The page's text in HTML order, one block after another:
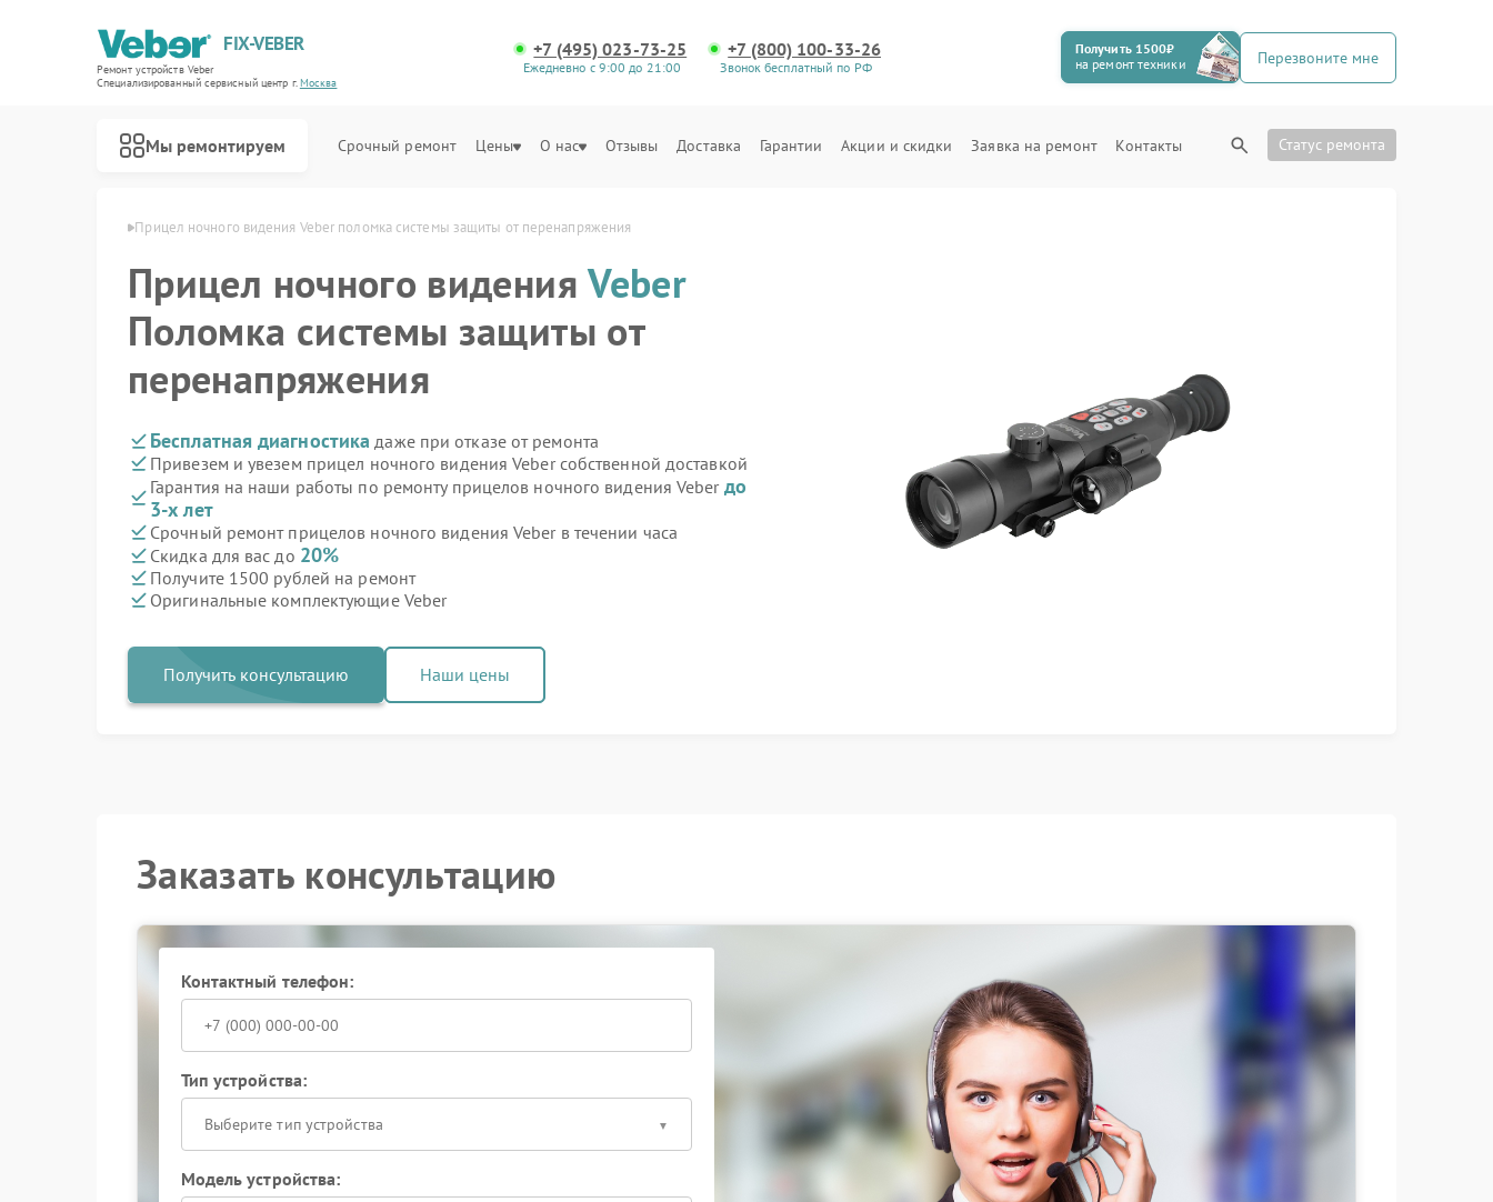
FIX-VEBER
Ремонт устройств Veber
Специализированный cервисный центр г.Москва
+7 (495) 023-73-25
Ежедневно с 9:00 до 21:00
+7 (800) 100-33-26
Звонок бесплатный по РФ
Получить 1500₽
на ремонт техники
Перезвоните мне
Мы ремонтируем Срочный ремонт Цены О нас Отзывы Доставка Гарантии Акции и скидки Заявка на ремонт Контакты Статус ремонта
Veber в Москве Прицел ночного видения Veber поломка системы защиты от перенапряжения
Прицел ночного виденияVeber
Поломка системы защиты от
перенапряжения
Бесплатная диагностика даже при отказе от ремонта
Привезем и увезем прицел ночного видения Veber собственной доставкой
Гарантия на наши работы по ремонту прицелов ночного видения Veber до
3-х лет
Срочный ремонт прицелов ночного видения Veber в течении часа
Скидка для вас до 20%
Получите 1500 рублей на ремонт
Оригинальные комплектующие Veber
Получить консультацию Наши цены
Заказать консультацию
Контактный телефон:
Тип устройства:
Выберите тип устройства
Модель устройства: